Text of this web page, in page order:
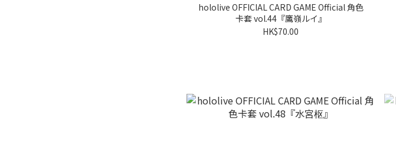
hololive OFFICIAL CARD GAME Official 角色
卡套 vol.44『鷹嶺ルイ』
HK$70.00